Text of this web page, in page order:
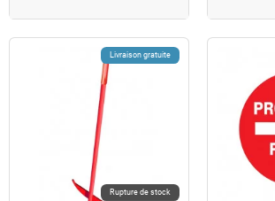
Livraison gratuite
Rupture de stock